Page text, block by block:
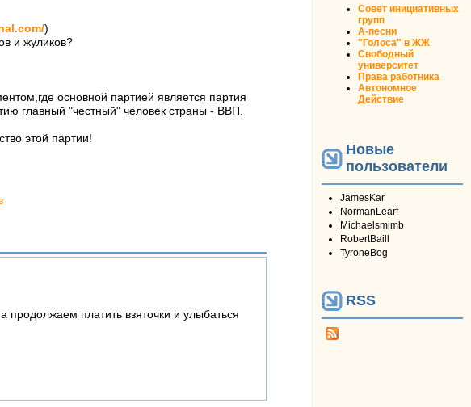
)
и жуликов?
основной партией является партия
главный "честный" человек страны - ВВП.
этой партии!
продолжаем платить взяточки и улыбаться
Совет инициативных
групп
А-песни
"Голоса" в ЖЖ
Свободный
университет
Права работника
Автономное
Действие
Новые
пользователи
JamesKar
NormanLearf
Michaelsmimb
RobertBaill
TyroneBog
RSS